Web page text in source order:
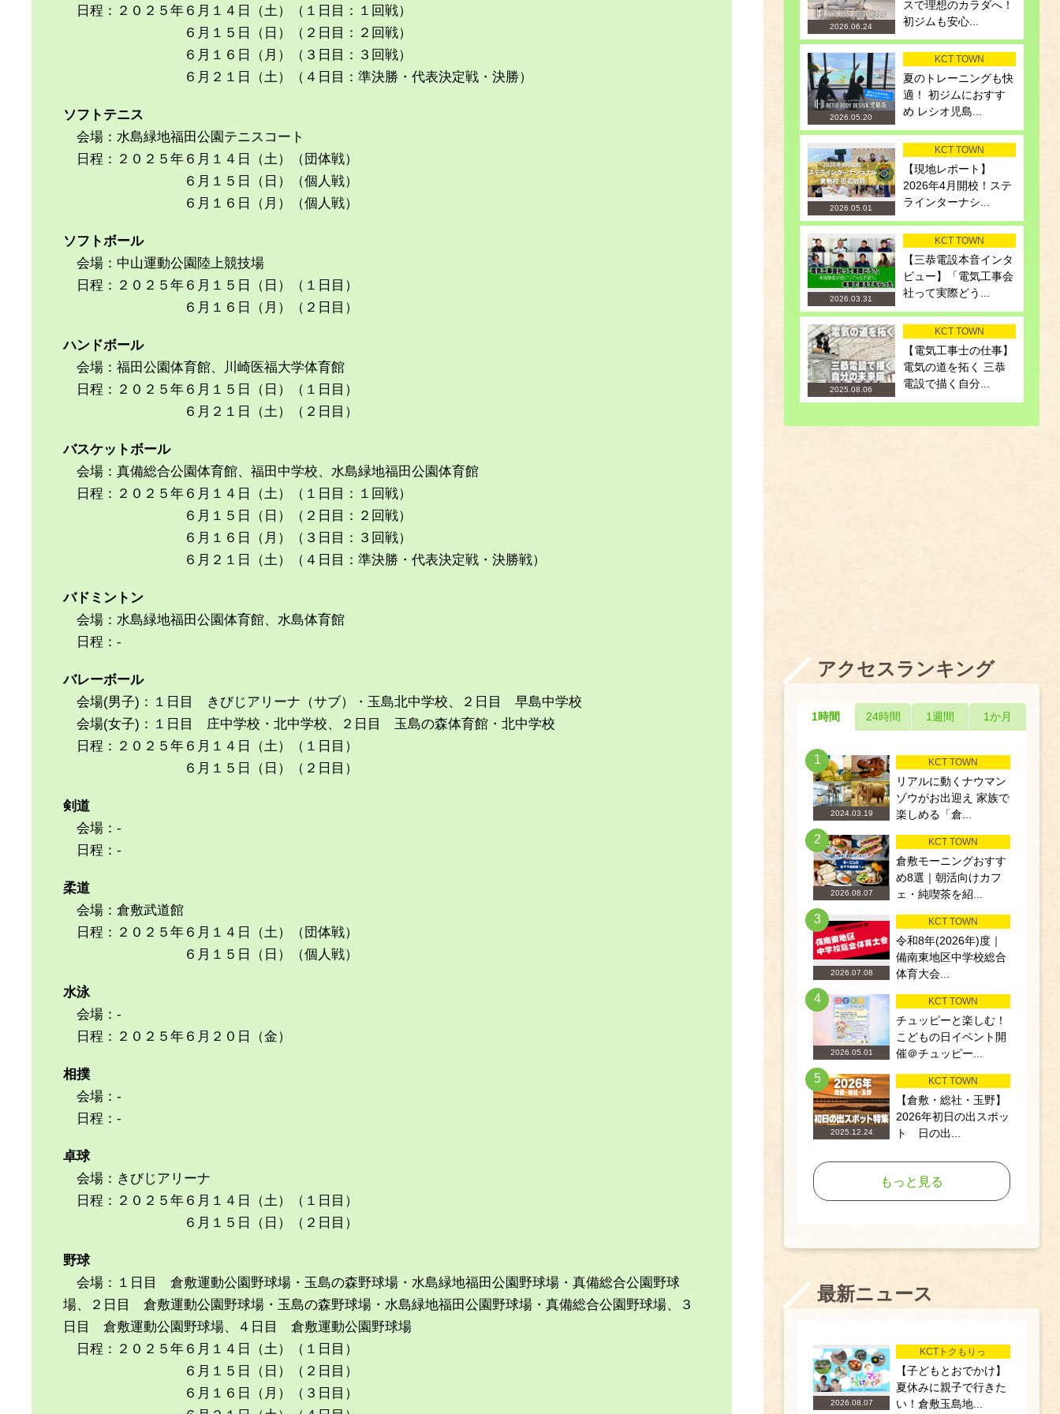
日程：２０２５年６月１４日（土）（１日目：１回戦）
６月１５日（日）（２日目：２回戦）
６月１６日（月）（３日目：３回戦）
６月２１日（土）（４日目：準決勝・代表決定戦・決勝）
ソフトテニス
会場：水島緑地福田公園テニスコート
日程：２０２５年６月１４日（土）（団体戦）
６月１５日（日）（個人戦）
６月１６日（月）（個人戦）
ソフトボール
会場：中山運動公園陸上競技場
日程：２０２５年６月１５日（日）（１日目）
６月１６日（月）（２日目）
ハンドボール
会場：福田公園体育館、川崎医福大学体育館
日程：２０２５年６月１５日（日）（１日目）
６月２１日（土）（２日目）
バスケットボール
会場：真備総合公園体育館、福田中学校、水島緑地福田公園体育館
日程：２０２５年６月１４日（土）（１日目：１回戦）
６月１５日（日）（２日目：２回戦）
６月１６日（月）（３日目：３回戦）
６月２１日（土）（４日目：準決勝・代表決定戦・決勝戦）
バドミントン
会場：水島緑地福田公園体育館、水島体育館
日程：-
バレーボール
会場(男子)：１日目 きびじアリーナ（サブ）・玉島北中学校、２日目 早島中学校
会場(女子)：１日目 庄中学校・北中学校、２日目 玉島の森体育館・北中学校
日程：２０２５年６月１４日（土）（１日目）
６月１５日（日）（２日目）
剣道
会場：-
日程：-
柔道
会場：倉敷武道館
日程：２０２５年６月１４日（土）（団体戦）
６月１５日（日）（個人戦）
水泳
会場：-
日程：２０２５年６月２０日（金）
相撲
会場：-
日程：-
卓球
会場：きびじアリーナ
日程：２０２５年６月１４日（土）（１日目）
６月１５日（日）（２日目）
野球
会場：１日目 倉敷運動公園野球場・玉島の森野球場・水島緑地福田公園野球場・真備総合公園野球
場、２日目 倉敷運動公園野球場・玉島の森野球場・水島緑地福田公園野球場・真備総合公園野球場、３
日目 倉敷運動公園野球場、４日目 倉敷運動公園野球場
日程：２０２５年６月１４日（土）（１日目）
６月１５日（日）（２日目）
６月１６日（月）（３日目）
2026.06.24
スで理想のカラダへ！
初ジムも安心...
2026.05.20
KCT TOWN
夏のトレーニングも快
適！ 初ジムにおすす
め レシオ児島...
2026.05.01
KCT TOWN
【現地レポート】
2026年4月開校！ステ
ラインターナシ...
2026.03.31
KCT TOWN
【三恭電設本音インタ
ビュー】「電気工事会
社って実際どう...
2025.08.06
KCT TOWN
【電気工事士の仕事】
電気の道を拓く 三恭
電設で描く自分...
アクセスランキング
1時間 24時間 1週間 1か月
1
2024.03.19
KCT TOWN
リアルに動くナウマン
ゾウがお出迎え 家族で
楽しめる「倉...
2
2026.08.07
KCT TOWN
倉敷モーニングおすす
め8選｜朝活向けカフ
ェ・純喫茶を紹...
3
2026.07.08
KCT TOWN
令和8年(2026年)度｜
備南東地区中学校総合
体育大会...
4
2026.05.01
KCT TOWN
チュッピーと楽しむ！
こどもの日イベント開
催＠チュッピー...
5
2025.12.24
KCT TOWN
【倉敷・総社・玉野】
2026年初日の出スポッ
ト 日の出...
もっと見る
最新ニュース
2026.08.07
KCTトクもりっ
【子どもとおでかけ】
夏休みに親子で行きた
い！倉敷玉島地...